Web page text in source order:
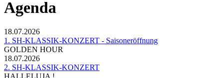
Agenda
18.07.2026
1. SH-KLASSIK-KONZERT - Saisoneröffnung
GOLDEN HOUR
18.07.2026
2. SH-KLASSIK-KONZERT